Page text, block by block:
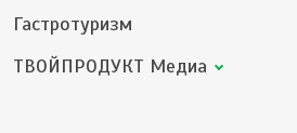
Гастротуризм
ТВОЙПРОДУКТ Медиа